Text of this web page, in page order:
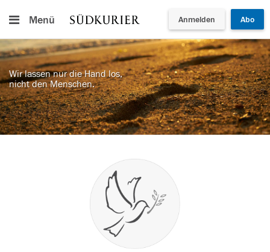
Menü Anmelden Abo
Wir lassen nur die Hand los,
nicht den Menschen.